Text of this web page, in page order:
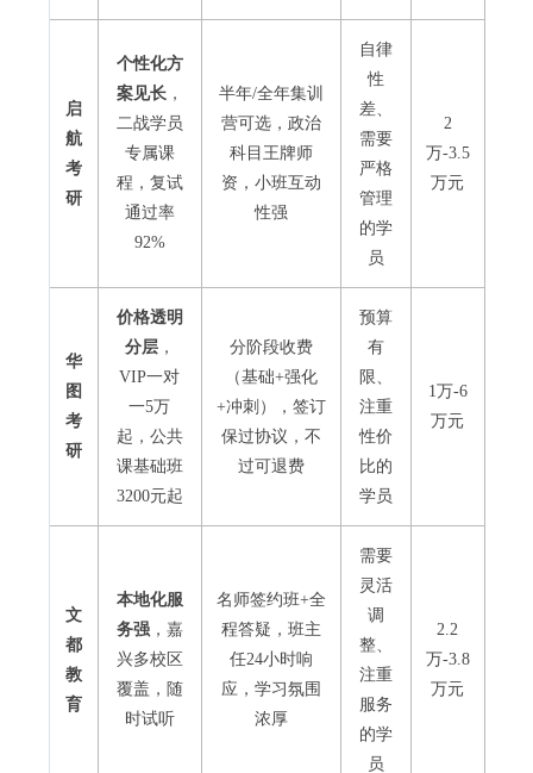
启
航
考
研
个性化方
案见长，
二战学员
专属课
程，复试
通过率
92%
半年/全年集训
营可选，政治
科目王牌师
资，小班互动
性强
自律
性
差、
需要
严格
管理
的学
员
2
万-3.5
万元
华
图
考
研
价格透明
分层，
VIP一对
一5万
起，公共
课基础班
3200元起
分阶段收费
（基础+强化
+冲刺），签订
保过协议，不
过可退费
预算
有
限、
注重
性价
比的
学员
1万-6
万元
文
都
教
育
本地化服
务强，嘉
兴多校区
覆盖，随
时试听
名师签约班+全
程答疑，班主
任24小时响
应，学习氛围
浓厚
需要
灵活
调
整、
注重
服务
的学
员
2.2
万-3.8
万元